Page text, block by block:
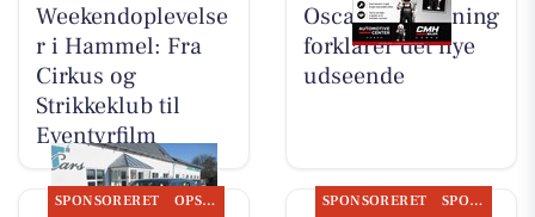
Weekendoplevelse
r i Hammel: Fra
Cirkus og
Strikkeklub til
Eventyrfilm
Oscar Biludlejning
forklarer det nye
udseende
SPONSORERET OPSLAGSTAVLEN SPONSORERET SPONSORERET INDHOLD